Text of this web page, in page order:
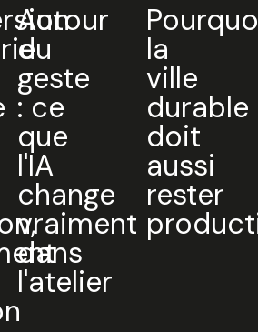
Autour
du
geste
: ce
que
l'IA
change
vraiment
dans
l'atelier
la
ville
durable
doit
aussi
rester